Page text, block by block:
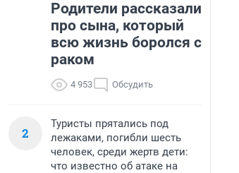
Родители рассказали
про сына, который
всю жизнь боролся с
раком
4 953 Обсудить
2
Туристы прятались под
лежаками, погибли шесть
человек, среди жертв дети:
что известно об атаке на